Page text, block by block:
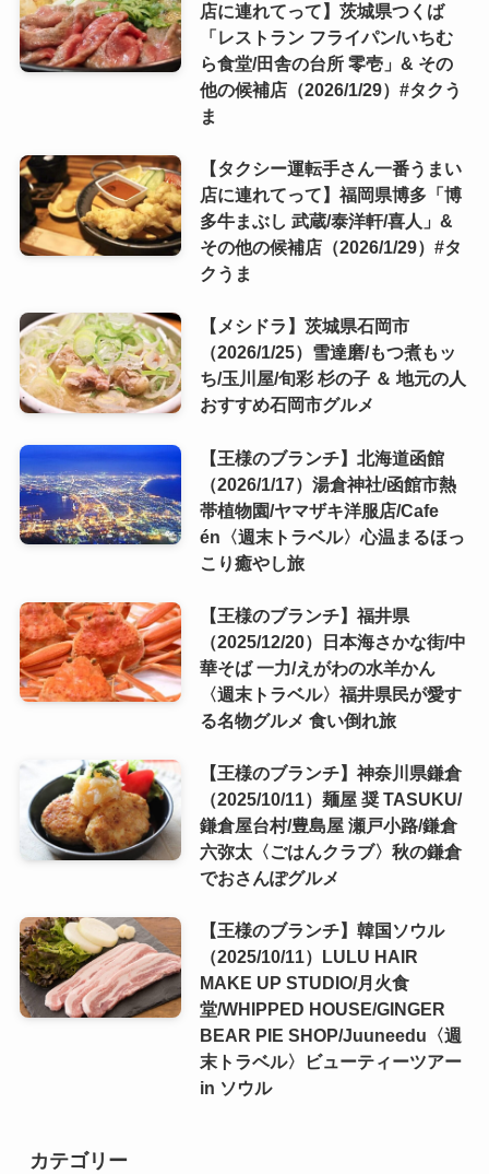
店に連れてって】茨城県つくば
「レストラン フライパン/いちむ
ら食堂/田舎の台所 零壱」& その
他の候補店（2026/1/29）#タクう
ま
【タクシー運転手さん一番うまい
店に連れてって】福岡県博多「博
多牛まぶし 武蔵/泰洋軒/喜人」&
その他の候補店（2026/1/29）#タ
クうま
【メシドラ】茨城県石岡市
（2026/1/25）雪達磨/もつ煮もッ
ち/玉川屋/旬彩 杉の子 ＆ 地元の人
おすすめ石岡市グルメ
【王様のブランチ】北海道函館
（2026/1/17）湯倉神社/函館市熱
帯植物園/ヤマザキ洋服店/Cafe
én〈週末トラベル〉心温まるほっ
こり癒やし旅
【王様のブランチ】福井県
（2025/12/20）日本海さかな街/中
華そば 一力/えがわの水羊かん
〈週末トラベル〉福井県民が愛す
る名物グルメ 食い倒れ旅
【王様のブランチ】神奈川県鎌倉
（2025/10/11）麺屋 奨 TASUKU/
鎌倉屋台村/豊島屋 瀬戸小路/鎌倉
六弥太〈ごはんクラブ〉秋の鎌倉
でおさんぽグルメ
【王様のブランチ】韓国ソウル
（2025/10/11）LULU HAIR
MAKE UP STUDIO/月火食
堂/WHIPPED HOUSE/GINGER
BEAR PIE SHOP/Juuneedu〈週
末トラベル〉ビューティーツアー
in ソウル
カテゴリー